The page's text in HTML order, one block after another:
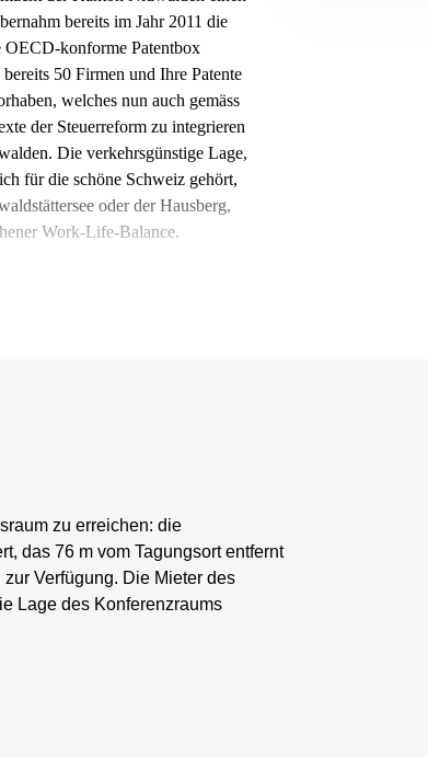
bereits im Jahr 2011 die
konforme Patentbox
50 Firmen und Ihre Patente
welches nun auch gemäss
der Steuerreform zu integrieren
Die verkehrsgünstige Lage,
für die schöne Schweiz gehört,
oder der Hausberg,
Work-Life-Balance.
zu erreichen: die
das 76 m vom Tagungsort entfernt
Verfügung. Die Mieter des
Lage des Konferenzraums